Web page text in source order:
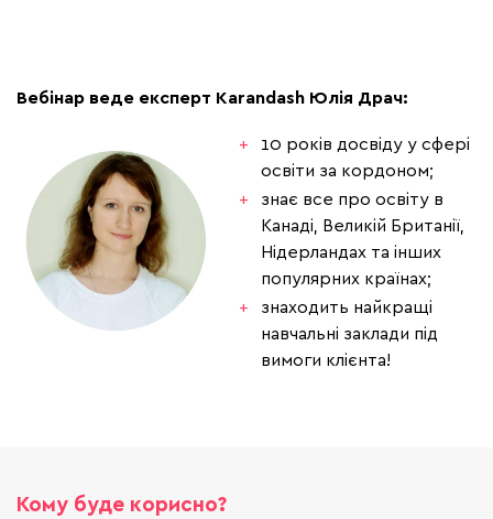
Вебінар веде експерт Karandash Юлія Драч:
10 років досвіду у сфері
освіти за кордоном;
знає все про освіту в
Канаді, Великій Британії,
Нідерландах та інших
популярних країнах;
знаходить найкращі
навчальні заклади під
вимоги клієнта!
Кому буде корисно?